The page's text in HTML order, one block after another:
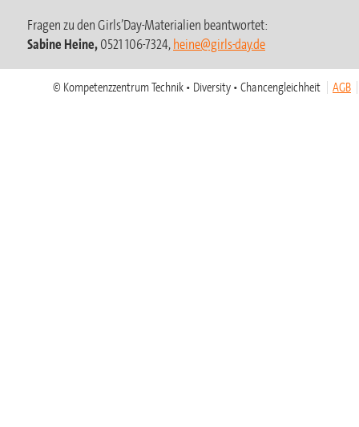
Fragen zu den Girls’Day-Materialien beantwortet:
Sabine Heine,0521 106-7324,heine@girls-day.de
© Kompetenzzentrum Technik • Diversity • Chancengleichheit AGB